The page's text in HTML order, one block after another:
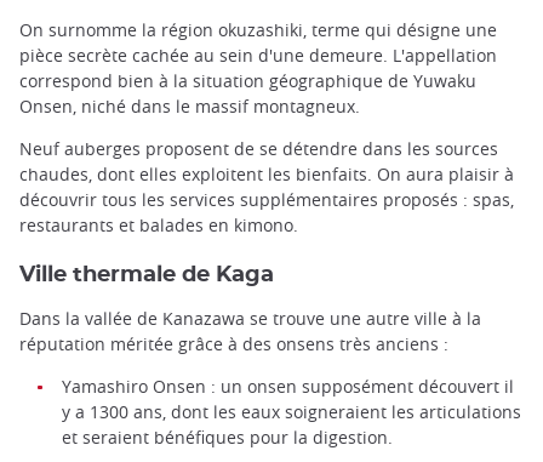
On surnomme la région okuzashiki, terme qui désigne une
pièce secrète cachée au sein d'une demeure. L'appellation
correspond bien à la situation géographique de Yuwaku
Onsen, niché dans le massif montagneux.
Neuf auberges proposent de se détendre dans les sources
chaudes, dont elles exploitent les bienfaits. On aura plaisir à
découvrir tous les services supplémentaires proposés : spas,
restaurants et balades en kimono.
Ville thermale de Kaga
Dans la vallée de Kanazawa se trouve une autre ville à la
réputation méritée grâce à des onsens très anciens :
Yamashiro Onsen : un onsen supposément découvert il
y a 1300 ans, dont les eaux soigneraient les articulations
et seraient bénéfiques pour la digestion.